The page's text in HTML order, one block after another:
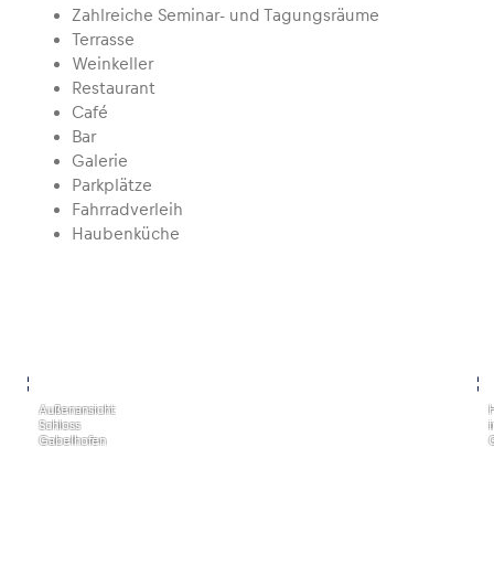
Zahlreiche Seminar- und Tagungsräume
Terrasse
Weinkeller
Restaurant
Café
Bar
Galerie
Parkplätze
Fahrradverleih
Haubenküche
,Außenansicht
Schloss
Gabelhofen
,